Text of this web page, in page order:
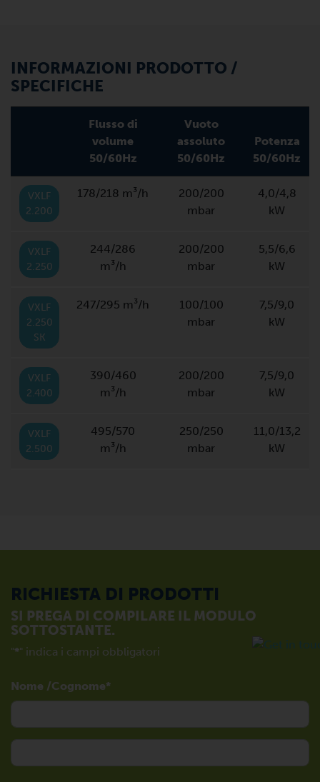
INFORMAZIONI PRODOTTO /
SPECIFICHE
Flusso di
volume
50/60Hz
Vuoto
assoluto
50/60Hz
Potenza
50/60Hz
VXLF
2.200
178/218 m³/h
200/200
mbar
4,0/4,8
kW
VXLF
2.250
244/286
m³/h
200/200
mbar
5,5/6,6
kW
VXLF
2.250
SK
247/295 m³/h
100/100
mbar
7,5/9,0
kW
VXLF
2.400
390/460
m³/h
200/200
mbar
7,5/9,0
kW
VXLF
2.500
495/570
m³/h
250/250
mbar
11,0/13,2
kW
RICHIESTA DI PRODOTTI
SI PREGA DI COMPILARE IL MODULO
SOTTOSTANTE.
"*" indica i campi obbligatori
Nome /Cognome